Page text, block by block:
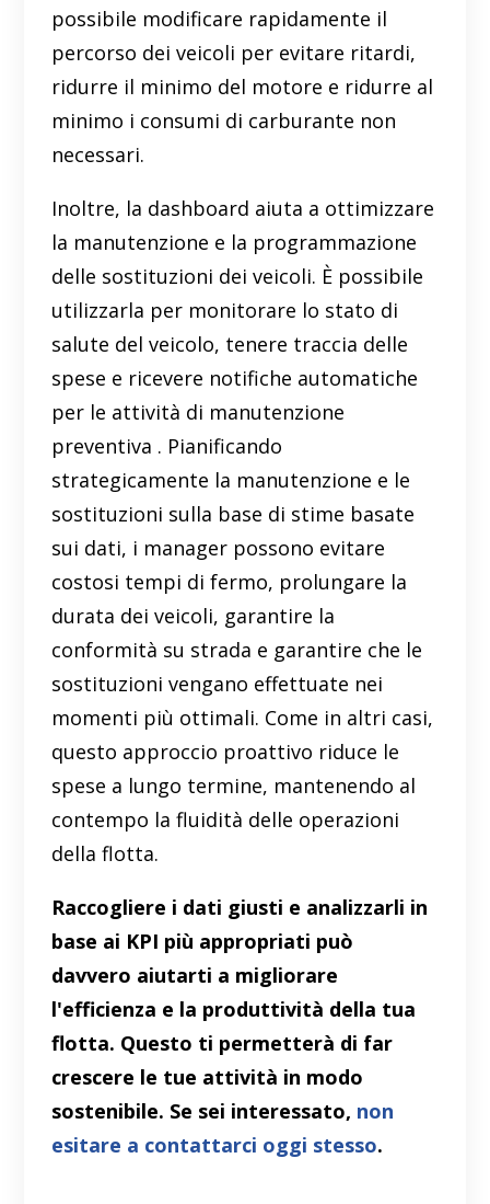
possibile modificare rapidamente il
percorso dei veicoli per evitare ritardi,
ridurre il minimo del motore e ridurre al
minimo i consumi di carburante non
necessari.
Inoltre, la dashboard aiuta a ottimizzare
la manutenzione e la programmazione
delle sostituzioni dei veicoli. È possibile
utilizzarla per monitorare lo stato di
salute del veicolo, tenere traccia delle
spese e ricevere notifiche automatiche
per le attività di manutenzione
preventiva . Pianificando
strategicamente la manutenzione e le
sostituzioni sulla base di stime basate
sui dati, i manager possono evitare
costosi tempi di fermo, prolungare la
durata dei veicoli, garantire la
conformità su strada e garantire che le
sostituzioni vengano effettuate nei
momenti più ottimali. Come in altri casi,
questo approccio proattivo riduce le
spese a lungo termine, mantenendo al
contempo la fluidità delle operazioni
della flotta.
Raccogliere i dati giusti e analizzarli in
base ai KPI più appropriati può
davvero aiutarti a migliorare
l'efficienza e la produttività della tua
flotta. Questo ti permetterà di far
crescere le tue attività in modo
sostenibile. Se sei interessato, non
esitare a contattarci oggi stesso.